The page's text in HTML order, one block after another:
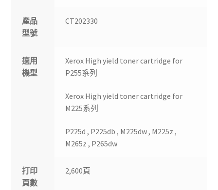
產品
型號
CT202330
適用
機型
Xerox High yield toner cartridge for
P255系列
Xerox High yield toner cartridge for
M225系列
P225d , P225db , M225dw , M225z ,
M265z , P265dw
打印
頁數
2,600頁